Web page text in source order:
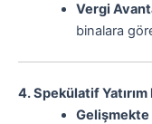
Vergi
binalara
4. Spekülatif Yatırım
Gelişmekte